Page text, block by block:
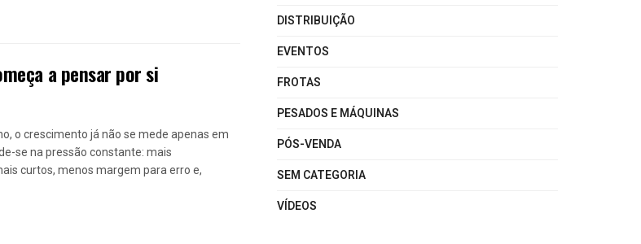
a pensar por si
o crescimento já não se mede apenas em
se na pressão constante: mais
curtos, menos margem para erro e,
DISTRIBUIÇÃO
EVENTOS
FROTAS
PESADOS E MÁQUINAS
PÓS-VENDA
SEM CATEGORIA
VÍDEOS